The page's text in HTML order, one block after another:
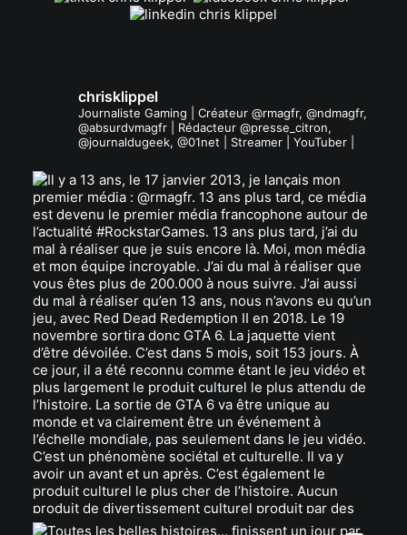
chrisklippel
Journaliste Gaming | Créateur @rmagfr, @ndmagfr,
@absurdvmagfr | Rédacteur @presse_citron,
@journaldugeek, @01net | Streamer | YouTuber |